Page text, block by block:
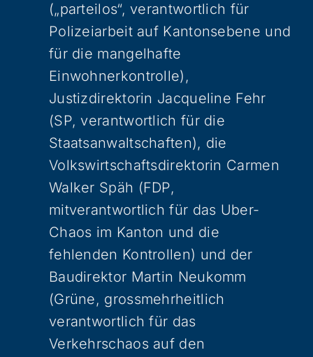
(„parteilos“, verantwortlich für
Polizeiarbeit auf Kantonsebene und
für die mangelhafte
Einwohnerkontrolle),
Justizdirektorin Jacqueline Fehr
(SP, verantwortlich für die
Staatsanwaltschaften), die
Volkswirtschaftsdirektorin Carmen
Walker Späh (FDP,
mitverantwortlich für das Uber-
Chaos im Kanton und die
fehlenden Kontrollen) und der
Baudirektor Martin Neukomm
(Grüne, grossmehrheitlich
verantwortlich für das
Verkehrschaos auf den